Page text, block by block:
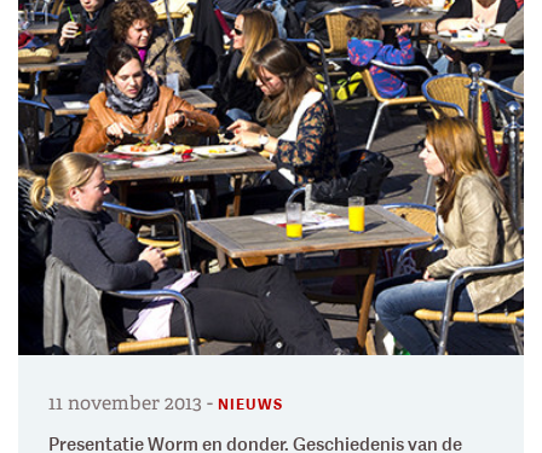
11 november 2013 - NIEUWS
Presentatie Worm en donder. Geschiedenis van de